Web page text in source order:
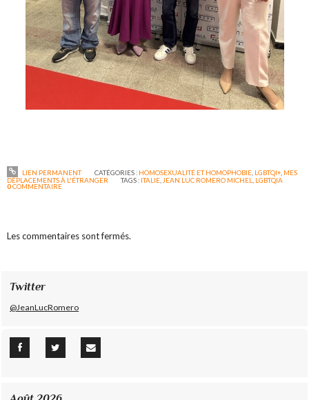
LIEN PERMANENT CATÉGORIES : HOMOSEXUALITÉ ET HOMOPHOBIE, LGBTQI+, MES
DÉPLACEMENTS À L'ÉTRANGER
TAGS : ITALIE,JEAN LUC ROMERO MICHEL, LGBTQIA
0COMMENTAIRE
Les commentaires sont fermés.
Twitter
@JeanLucRomero